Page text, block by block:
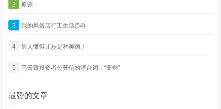
2 原谅
3 我的风俗店打工生活(54)
4 男人懂得让步是种美德！
5 马云致投资者公开信的潜台词：“要乖”
最赞的文章